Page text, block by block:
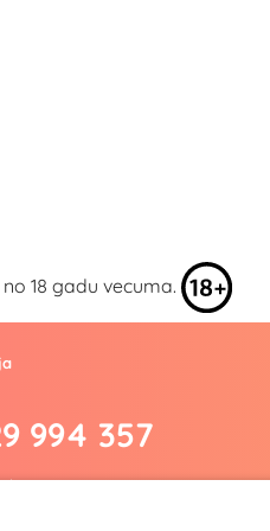
18 gadu vecuma.
994 357